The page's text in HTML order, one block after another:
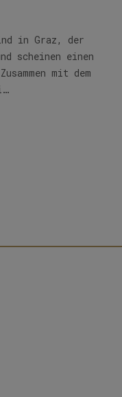
in Graz, der
scheinen einen
mit dem